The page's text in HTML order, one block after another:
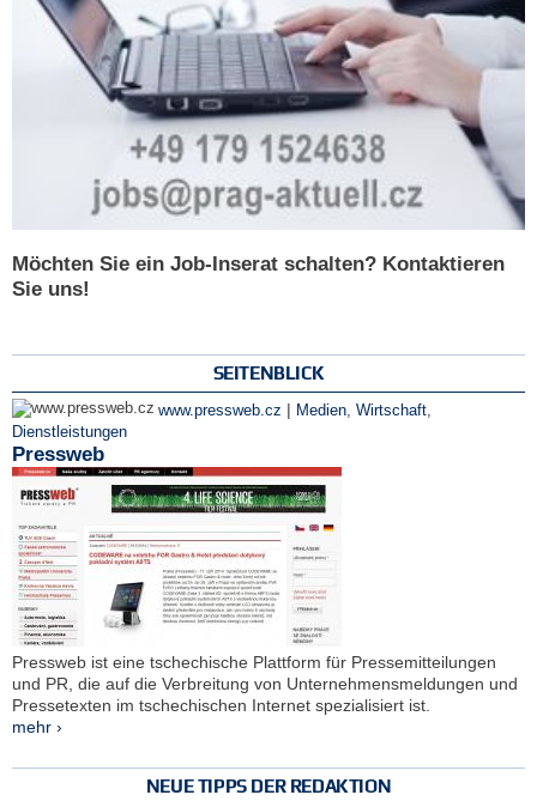
Möchten Sie ein Job-Inserat schalten? Kontaktieren
Sie uns!
SEITENBLICK
www.pressweb.cz | Medien Wirtschaft
Dienstleistungen
Pressweb
Pressweb ist eine tschechische Plattform für Pressemitteilungen
und PR, die auf die Verbreitung von Unternehmensmeldungen und
Pressetexten im tschechischen Internet spezialisiert ist.
mehr ›
NEUE TIPPS DER REDAKTION